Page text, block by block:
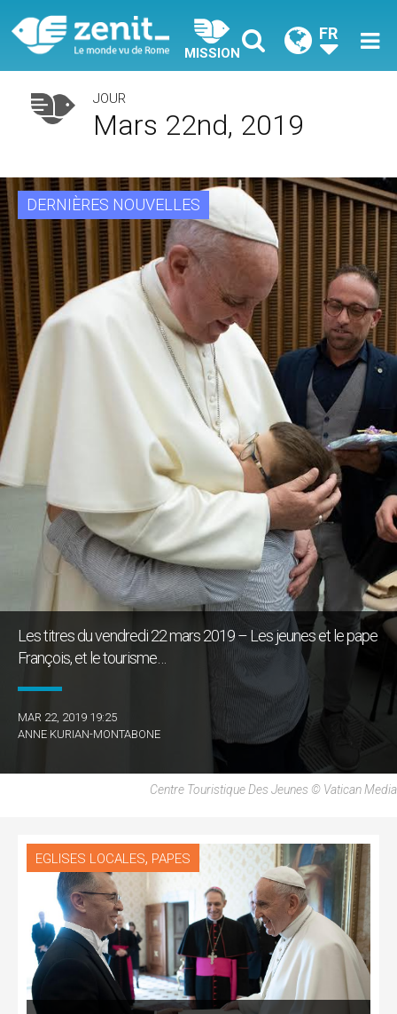
MISSION
FR
JOUR
Mars 22nd, 2019
DERNIÈRES NOUVELLES
Les titres du vendredi 22 mars 2019 – Les jeunes et le pape
François, et le tourisme…
MAR 22, 2019 19:25
ANNE KURIAN-MONTABONE
Centre Touristique Des Jeunes © Vatican Media
EGLISES LOCALES, PAPES